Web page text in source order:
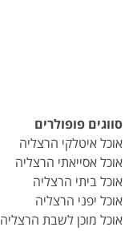
סווגים פופולרים
אוכל איטלקי הרצליה
אוכל אסייאתי הרצליה
אוכל ביתי הרצליה
אוכל יפני הרצליה
אוכל מוכן לשבת הרצליה